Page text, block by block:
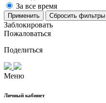
За все время
Применить Сбросить фильтры
Заблокировать
Пожаловаться
Поделиться
Меню
Личный кабинет